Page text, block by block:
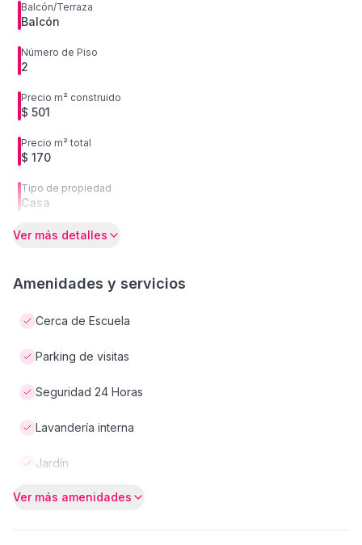
Balcón/Terraza
Balcón
Número de Piso
2
Precio m² construido
$ 501
Precio m² total
$ 170
Tipo de propiedad
Casa
Ver más detalles
Amenidades y servicios
Cerca de Escuela
Parking de visitas
Seguridad 24 Horas
Lavandería interna
Jardín
Ver más amenidades